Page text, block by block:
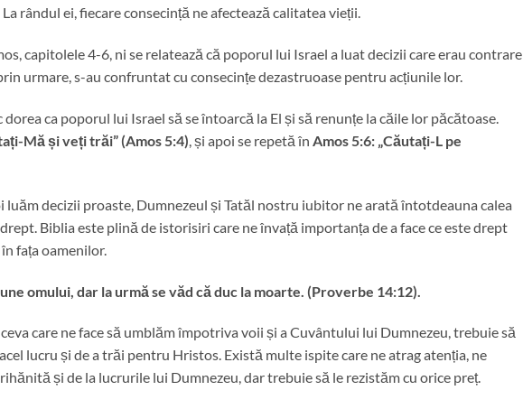
rândul ei, fiecare consecință ne afectează calitatea vieții.
capitolele 4-6, ni se relatează că poporul lui Israel a luat decizii care erau contrare
urmare, s-au confruntat cu consecințe dezastruoase pentru acțiunile lor.
ca poporul lui Israel să se întoarcă la El și să renunțe la căile lor păcătoase.
Mă și veți trăi” (Amos 5:4), și apoi se repetă în Amos 5:6: „Căutați-L pe
luăm decizii proaste, Dumnezeul și Tatăl nostru iubitor ne arată întotdeauna calea
Biblia este plină de istorisiri care ne învață importanța de a face ce este drept
fața oamenilor.
omului, dar la urmă se văd că duc la moarte. (Proverbe 14:12).
care ne face să umblăm împotriva voii și a Cuvântului lui Dumnezeu, trebuie să
lucru și de a trăi pentru Hristos. Există multe ispite care ne atrag atenția, ne
și de la lucrurile lui Dumnezeu, dar trebuie să le rezistăm cu orice preț.